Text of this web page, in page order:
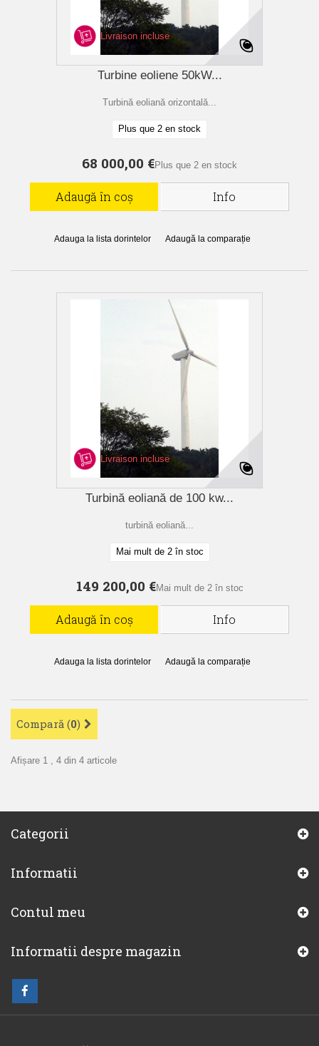
Livraison incluse
Turbine eoliene 50kW...
Turbină eoliană orizontală...
Plus que 2 en stock
68 000,00 €Plus que 2 en stock
Adaugă în coș Info
Adauga la lista dorintelor Adaugă la comparație
Livraison incluse
Turbină eoliană de 100 kw...
turbină eoliană...
Mai mult de 2 în stoc
149 200,00 €Mai mult de 2 în stoc
Adaugă în coș Info
Adauga la lista dorintelor Adaugă la comparație
Compară (0)
Afișare 1 , 4 din 4 articole
Categorii
Informatii
Contul meu
Informatii despre magazin